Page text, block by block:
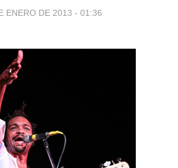
ENERO DE 2013 - 01:36